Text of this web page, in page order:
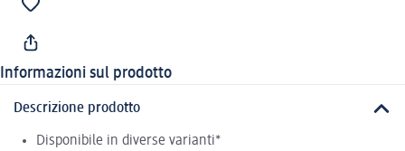
Informazioni sul prodotto
Descrizione prodotto
Disponibile in diverse varianti*